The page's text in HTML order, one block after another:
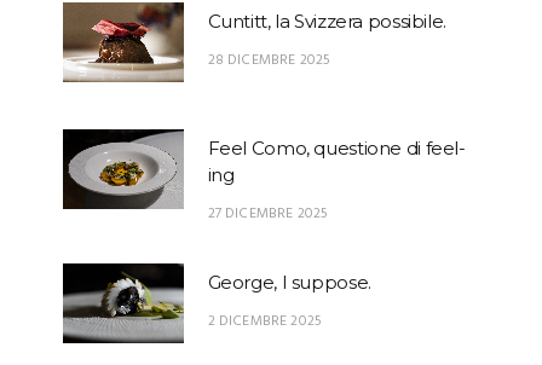
Cuntitt, la Svizzera possibile.
28 DICEMBRE 2025
Feel Como, questione di feel-
ing
27 DICEMBRE 2025
George, I suppose.
2 DICEMBRE 2025